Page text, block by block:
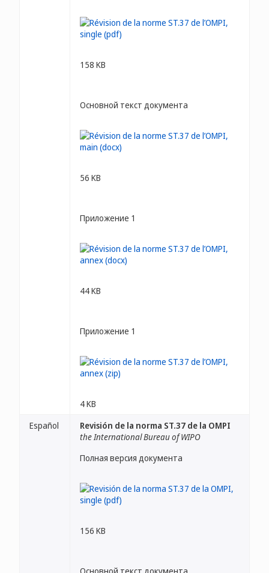
158 KB
Основной текст документа
56 KB
Приложение 1
44 KB
Приложение 1
4 KB
Español
Revisión de la norma ST.37 de la OMPI
the International Bureau of WIPO
Полная версия документа
156 KB